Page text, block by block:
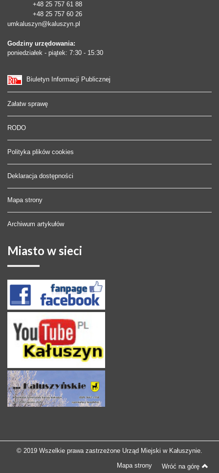
+48 25 757 61 88
+48 25 757 60 26
umkaluszyn@kaluszyn.pl
Godziny urzędowania:
poniedziałek - piątek: 7:30 - 15:30
Biuletyn Informacji Publicznej
Załatw sprawę
RODO
Polityka plików cookies
Deklaracja dostępności
Mapa strony
Archiwum artykułów
Miasto w sieci
© 2019 Wszelkie prawa zastrzeżone Urząd Miejski w Kałuszynie.
Mapa strony
Wróć na górę